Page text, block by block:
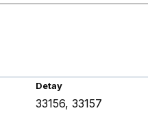
Detay
33156, 33157